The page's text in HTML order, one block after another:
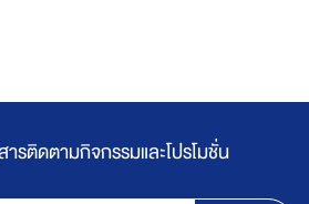
ารติดตามกิจกรรมและโปรโมชั่น